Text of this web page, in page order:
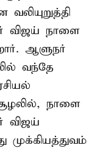
விஜய் நாளை
ஆளுநர்
வந்தே
நாளை
விஜய்